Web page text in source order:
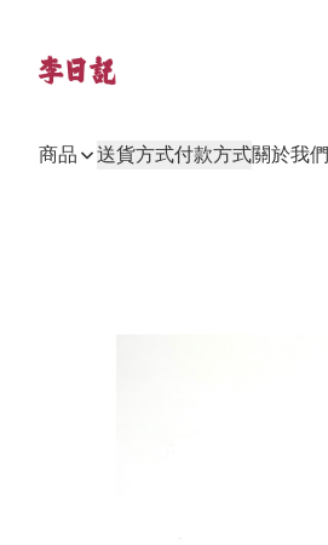
商品 送貨方式付款方式關於我們